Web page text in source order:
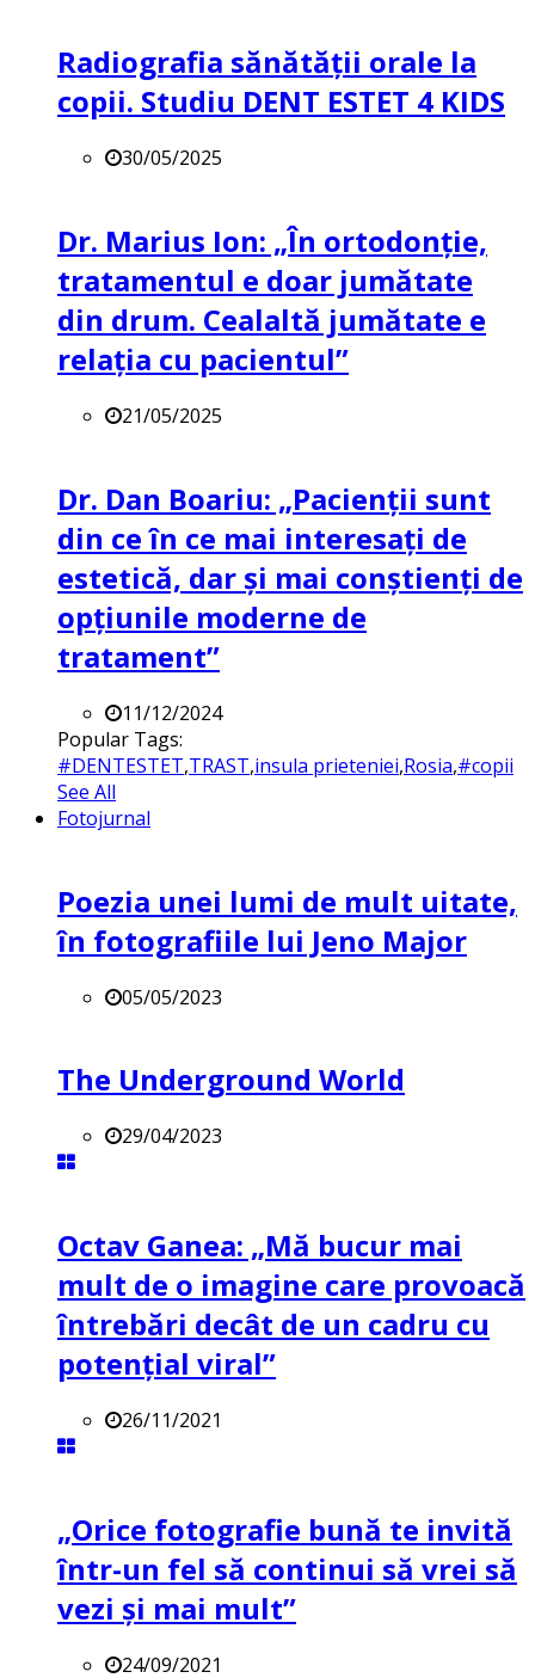
Radiografia sănătății orale la
copii. Studiu DENT ESTET 4 KIDS
30/05/2025
Dr. Marius Ion: „În ortodonție,
tratamentul e doar jumătate
din drum. Cealaltă jumătate e
relația cu pacientul”
21/05/2025
Dr. Dan Boariu: „Pacienții sunt
din ce în ce mai interesați de
estetică, dar și mai conștienți de
opțiunile moderne de
tratament”
11/12/2024
Popular Tags:
#DENTESTET,TRAST,insula prieteniei,Rosia,#copii
See All
Fotojurnal
Poezia unei lumi de mult uitate,
în fotografiile lui Jeno Major
05/05/2023
The Underground World
29/04/2023
Octav Ganea: „Mă bucur mai
mult de o imagine care provoacă
întrebări decât de un cadru cu
potenţial viral”
26/11/2021
„Orice fotografie bună te invită
într-un fel să continui să vrei să
vezi și mai mult”
24/09/2021